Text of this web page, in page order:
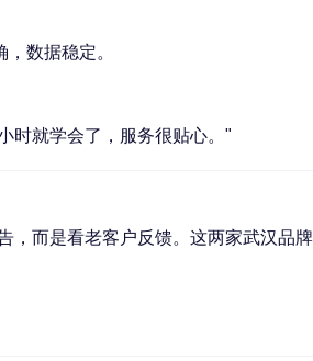
数据稳定。
时就学会了，服务很贴心。"
，而是看老客户反馈。这两家武汉品